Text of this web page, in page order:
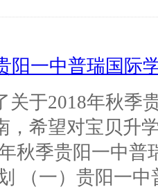
阳一中普瑞国际
关于2018年秋季
，希望对宝贝升
秋季贵阳一中普
（一）贵阳一中